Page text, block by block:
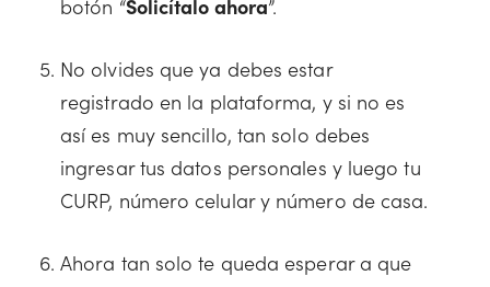
botón “Solicítalo ahora”.
No olvides que ya debes estar
registrado en la plataforma, y si no es
así es muy sencillo, tan solo debes
ingresar tus datos personales y luego tu
CURP, número celular y número de casa.
Ahora tan solo te queda esperar a que